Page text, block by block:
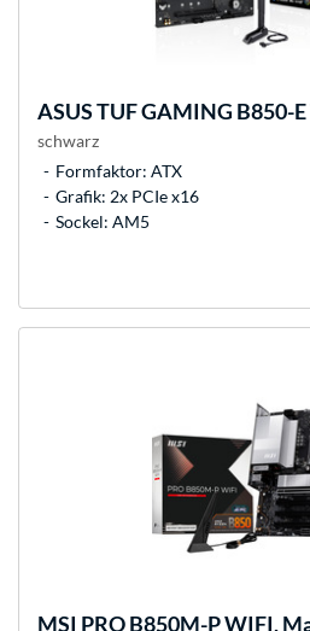
ASUSTUF GAMING B850-
schwarz
Formfaktor: ATX
Grafik: 2x PCIe x16
Sockel: AM5
MSI PRO B850M-P WIFI,